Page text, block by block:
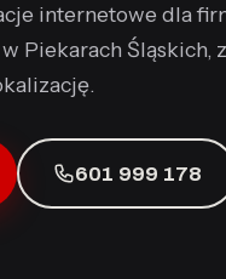
internetowe dla
Piekarach Śląskich,
601 999 178